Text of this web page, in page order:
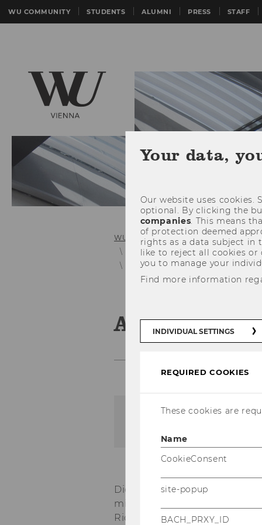
WU COMMUNITY STUDENTS ALUMNI PRESS STAFF
WU (Vienna University of Economics
Diversity & inclusion
Barrier-
Accessability statement
Die Wirt­schafts­uni­ver­si­tät
mit dem Web-​
Richt­li­nie (EU) 2016/2102
Your data,
Our website uses
optional. By clicking the
companies. This means
of protection deemed
rights as a data subject in
like to reject all cookies or
you to manage your
Find more information
INDIVIDUAL SETTINGS
REQUIRED COOKIES
These cookies are
Name
CookieConsent
site-popup
BACH_PRXY_ID